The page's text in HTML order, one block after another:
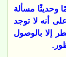
وحديثًا مسألة
أنه لا توجد
إلا بالوصول